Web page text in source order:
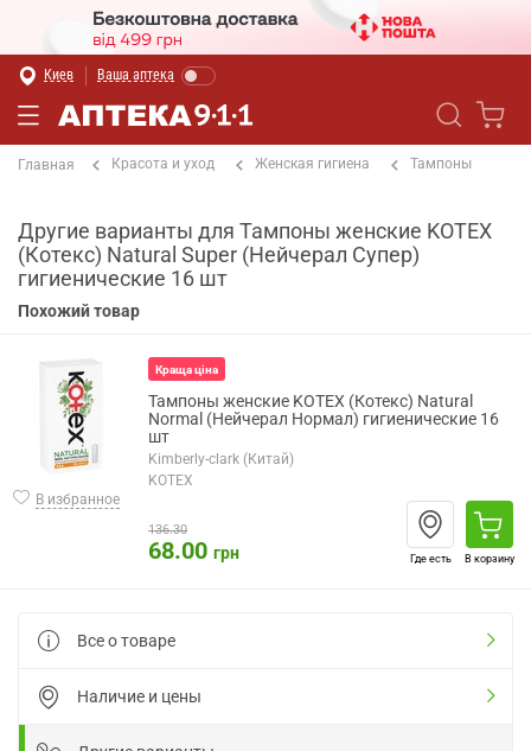
Киев Ваша аптека
Главная Красота и уход Женская гигиена Тампоны
Другие варианты для Тампоны женские KOTEX
(Котекс) Natural Super (Нейчерал Супер)
гигиенические 16 шт
Похожий товар
В избранное
Краща ціна
Тампоны женские KOTEX (Котекс) Natural
Normal (Нейчерал Нормал) гигиенические 16
шт
Kimberly-clark (Китай)
KOTEX
136.30
68.00 грн Где есть В корзину
Все о товаре
Наличие и цены